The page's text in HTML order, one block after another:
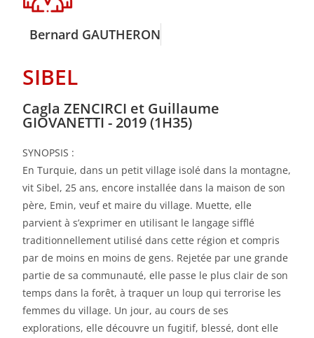
Bernard GAUTHERON
SIBEL
Cagla ZENCIRCI et Guillaume
GIOVANETTI - 2019 (1H35)
SYNOPSIS :
En Turquie, dans un petit village isolé dans la montagne,
vit Sibel, 25 ans, encore installée dans la maison de son
père, Emin, veuf et maire du village. Muette, elle
parvient à s’exprimer en utilisant le langage sifflé
traditionnellement utilisé dans cette région et compris
par de moins en moins de gens. Rejetée par une grande
partie de sa communauté, elle passe le plus clair de son
temps dans la forêt, à traquer un loup qui terrorise les
femmes du village. Un jour, au cours de ses
explorations, elle découvre un fugitif, blessé, dont elle